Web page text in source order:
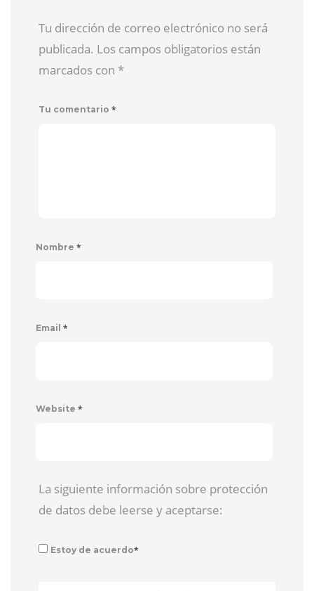
Tu dirección de correo electrónico no será
publicada. Los campos obligatorios están
marcados con *
Tu comentario *
Nombre *
Email *
Website *
La siguiente información sobre protección
de datos debe leerse y aceptarse:
Estoy de acuerdo*